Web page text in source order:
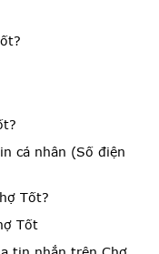
cá nhân (Số điện
Tốt?
Tốt